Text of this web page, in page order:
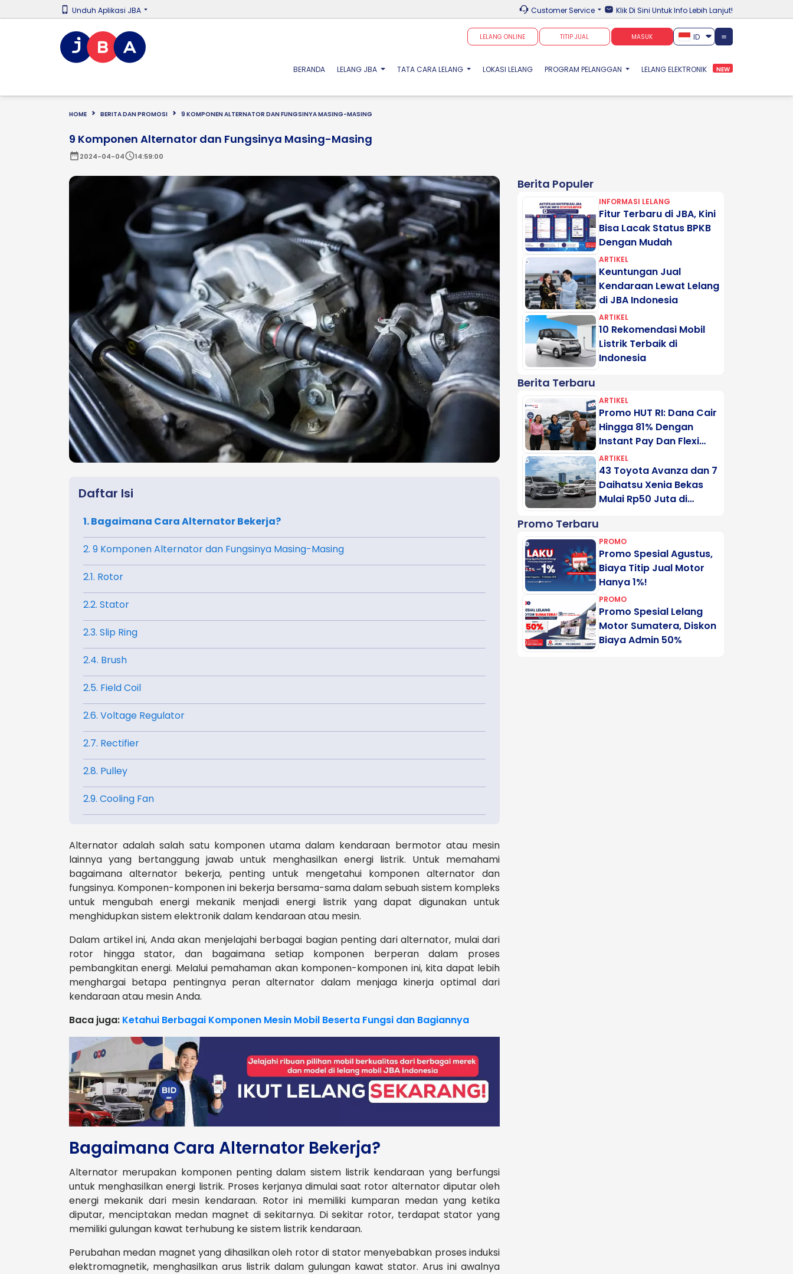
Unduh Aplikasi JBA Customer Service Klik Di Sini Untuk Info Lebih Lanjut!
LELANG ONLINE TITIP JUAL MASUK ID
BERANDA(CURRENT)
LELANG JBA TATA CARA LELANG LOKASI LELANG PROGRAM PELANGGAN LELANG ELEKTRONIK NEW
HOME BERITA DAN PROMOSI 9 KOMPONEN ALTERNATOR DAN FUNGSINYA MASING-MASING
9 Komponen Alternator dan Fungsinya Masing-Masing
date_range2024-04-04schedule14:59:00
Daftar Isi
1. Bagaimana Cara Alternator Bekerja?
2. 9 Komponen Alternator dan Fungsinya Masing-Masing
2.1. Rotor
2.2. Stator
2.3. Slip Ring
2.4. Brush
2.5. Field Coil
2.6. Voltage Regulator
2.7. Rectifier
2.8. Pulley
2.9. Cooling Fan
Alternator adalah salah satu komponen utama dalam kendaraan bermotor atau mesin
lainnya yang bertanggung jawab untuk menghasilkan energi listrik. Untuk memahami
bagaimana alternator bekerja, penting untuk mengetahui komponen alternator dan
fungsinya. Komponen-komponen ini bekerja bersama-sama dalam sebuah sistem kompleks
untuk mengubah energi mekanik menjadi energi listrik yang dapat digunakan untuk
menghidupkan sistem elektronik dalam kendaraan atau mesin.
Dalam artikel ini, Anda akan menjelajahi berbagai bagian penting dari alternator, mulai dari
rotor hingga stator, dan bagaimana setiap komponen berperan dalam proses
pembangkitan energi. Melalui pemahaman akan komponen-komponen ini, kita dapat lebih
menghargai betapa pentingnya peran alternator dalam menjaga kinerja optimal dari
kendaraan atau mesin Anda.
Baca juga: Ketahui Berbagai Komponen Mesin Mobil Beserta Fungsi dan Bagiannya
Bagaimana Cara Alternator Bekerja?
Alternator merupakan komponen penting dalam sistem listrik kendaraan yang berfungsi
untuk menghasilkan energi listrik. Proses kerjanya dimulai saat rotor alternator diputar oleh
energi mekanik dari mesin kendaraan. Rotor ini memiliki kumparan medan yang ketika
diputar, menciptakan medan magnet di sekitarnya. Di sekitar rotor, terdapat stator yang
memiliki gulungan kawat terhubung ke sistem listrik kendaraan.
Perubahan medan magnet yang dihasilkan oleh rotor di stator menyebabkan proses induksi
elektromagnetik, menghasilkan arus listrik dalam gulungan kawat stator. Arus ini awalnya
Berita Populer
INFORMASI LELANG
Fitur Terbaru di JBA, Kini
Bisa Lacak Status BPKB
Dengan Mudah
ARTIKEL
Keuntungan Jual
Kendaraan Lewat Lelang
di JBA Indonesia
ARTIKEL
10 Rekomendasi Mobil
Listrik Terbaik di
Indonesia
Berita Terbaru
ARTIKEL
Promo HUT RI: Dana Cair
Hingga 81% Dengan
Instant Pay Dan Flexi
Pay Motogadai
ARTIKEL
43 Toyota Avanza dan 7
Daihatsu Xenia Bekas
Mulai Rp50 Juta di
Promo Terbaru
PROMO
Promo Spesial Agustus,
Biaya Titip Jual Motor
Hanya 1%!
PROMO
Promo Spesial Lelang
Motor Sumatera, Diskon
Biaya Admin 50%